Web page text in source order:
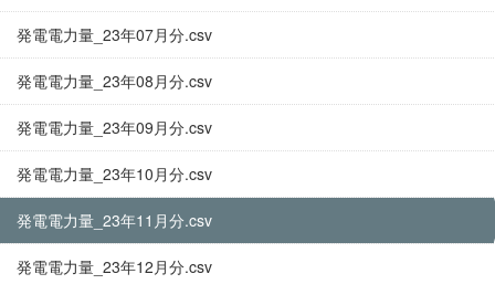
発電電力量_23年07月分.csv
発電電力量_23年08月分.csv
発電電力量_23年09月分.csv
発電電力量_23年10月分.csv
発電電力量_23年11月分.csv
発電電力量_23年12月分.csv